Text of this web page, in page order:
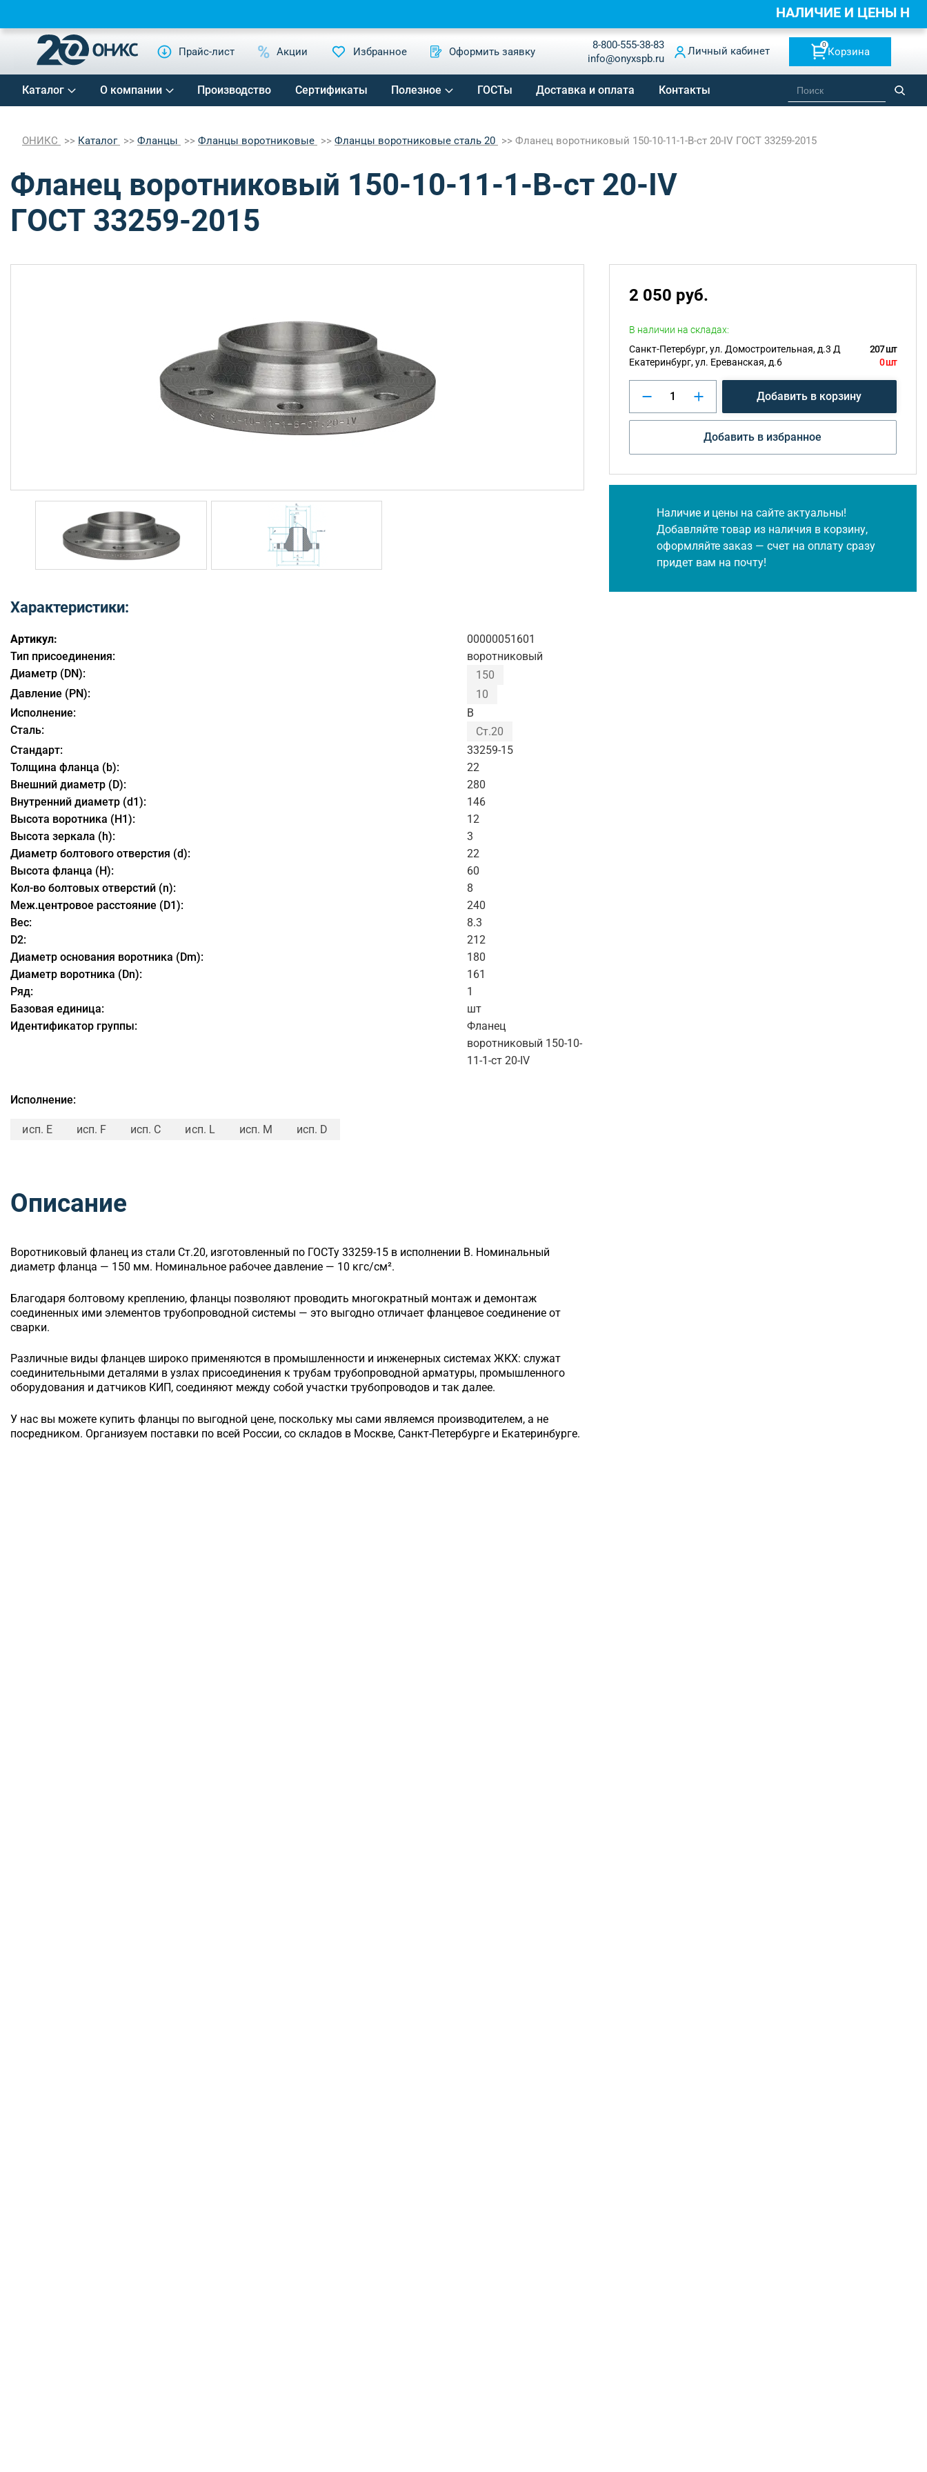
Прайс-лист Акции Избранное Оформить заявку
8-800-555-38-83
info@onyxspb.ru
Личный кабинет
0
Корзина
Каталог О компании Производство Сертификаты Полезное ГОСТы Доставка и оплата Контакты
ОНИКС Каталог Фланцы Фланцы воротниковые Фланцы воротниковые сталь 20 Фланец воротниковый 150-10-11-1-B-ст 20-IV ГОСТ 33259-2015
Фланец воротниковый 150-10-11-1-B-ст 20-IV
ГОСТ 33259-2015
Характеристики:
Артикул:
00000051601
Тип присоединения:
воротниковый
Диаметр (DN):
150
Давление (PN):
10
Исполнение:
B
Сталь:
Ст.20
Стандарт:
33259-15
Толщина фланца (b):
22
Внешний диаметр (D):
280
Внутренний диаметр (d1):
146
Высота воротника (H1):
12
Высота зеркала (h):
3
Диаметр болтового отверстия (d):
22
Высота фланца (H):
60
Кол-во болтовых отверстий (n):
8
Меж.центровое расстояние (D1):
240
Вес:
8.3
D2:
212
Диаметр основания воротника (Dm):
180
Диаметр воротника (Dn):
161
Ряд:
1
Базовая единица:
шт
Идентификатор группы:
Фланец
воротниковый 150-10-
11-1-ст 20-IV
Исполнение:
исп. E исп. F исп. C исп. L исп. M исп. D
Описание
Воротниковый фланец из стали Ст.20, изготовленный по ГОСТу 33259-15 в исполнении B. Номинальный
диаметр фланца — 150 мм. Номинальное рабочее давление — 10 кгс/см².
Благодаря болтовому креплению, фланцы позволяют проводить многократный монтаж и демонтаж
соединенных ими элементов трубопроводной системы — это выгодно отличает фланцевое соединение от
сварки.
Различные виды фланцев широко применяются в промышленности и инженерных системах ЖКХ: служат
соединительными деталями в узлах присоединения к трубам трубопроводной арматуры, промышленного
оборудования и датчиков КИП, соединяют между собой участки трубопроводов и так далее.
У нас вы можете купить фланцы по выгодной цене, поскольку мы сами являемся производителем, а не
посредником. Организуем поставки по всей России, со складов в Москве, Санкт-Петербурге и Екатеринбурге.
2 050 руб.
В наличии на складах:
Санкт-Петербург, ул. Домостроительная, д.3 Д
207 шт
Екатеринбург, ул. Ереванская, д.6
0 шт
Добавить в корзину
Добавить в избранное
Наличие и цены на сайте актуальны!
Добавляйте товар из наличия в корзину,
оформляйте заказ — счет на оплату сразу
придет вам на почту!
НАЛИЧИЕ И ЦЕНЫ